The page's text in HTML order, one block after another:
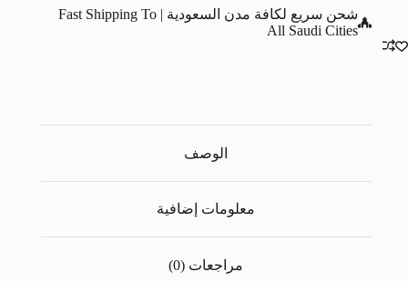
شحن سريع لكافة مدن السعودية | Fast Shipping To
All Saudi Cities
الوصف
معلومات إضافية
مراجعات (0)